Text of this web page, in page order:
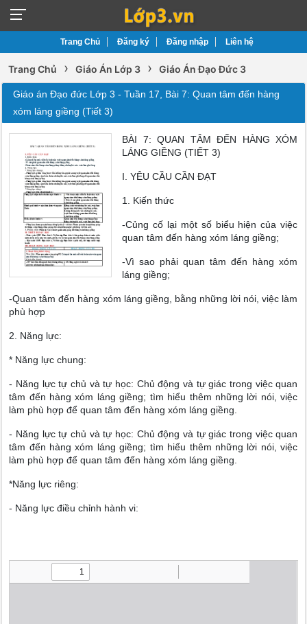
Trang Chủ Đăng ký Đăng nhập Liên hệ
Trang Chủ › Giáo Án Lớp 3 › Giáo Án Đạo Đức 3
Giáo án Đạo đức Lớp 3 - Tuần 17, Bài 7: Quan tâm đến hàng
xóm láng giềng (Tiết 3)
BÀI 7: QUAN TÂM ĐẾN HÀNG XÓM
LÁNG GIỀNG (TIẾT 3)
I. YÊU CẦU CẦN ĐẠT
1. Kiến thức
-Củng cố lại một số biểu hiện của việc
quan tâm đến hàng xóm láng giềng;
-Vì sao phải quan tâm đến hàng xóm
láng giềng;
-Quan tâm đến hàng xóm láng giềng, bằng những lời nói, việc làm
phù hợp
2. Năng lực:
* Năng lực chung:
- Năng lực tự chủ và tự học: Chủ động và tự giác trong việc quan
tâm đến hàng xóm láng giềng; tìm hiểu thêm những lời nói, việc
làm phù hợp để quan tâm đến hàng xóm láng giềng.
- Năng lực tự chủ và tự học: Chủ động và tự giác trong việc quan
tâm đến hàng xóm láng giềng; tìm hiểu thêm những lời nói, việc
làm phù hợp để quan tâm đến hàng xóm láng giềng.
*Năng lực riêng:
- Năng lực điều chỉnh hành vi: